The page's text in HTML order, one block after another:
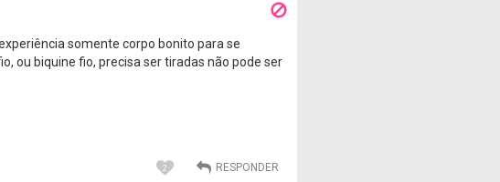
somente corpo bonito para se
ou biquine fio, precisa ser tiradas não pode ser
2